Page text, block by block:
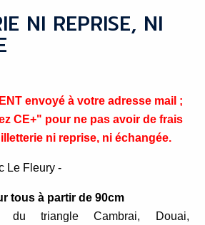
NI REPRISE, NI
envoyé à votre adresse mail ;
CE+" pour ne pas avoir de frais
ni reprise, ni échangée.
Le Fleury -
tous à partir de 90cm
triangle Cambrai, Douai,